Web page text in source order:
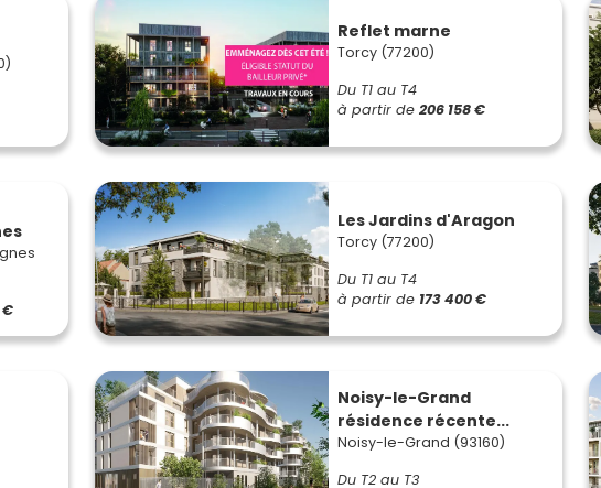
Reflet marne
Torcy (77200)
Du T1 au T4
à partir de 206 158 €
€
Les Jardins d'Aragon
Torcy (77200)
Du T1 au T4
à partir de 173 400 €
Noisy-le-Grand
résidence récente...
Noisy-le-Grand (93160)
Du T2 au T3